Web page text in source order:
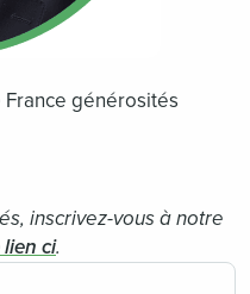
générosités
inscrivez-vous à notre
ci.